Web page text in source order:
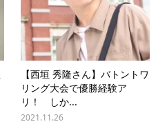
【西垣 秀隆さん】バトントワ
リング大会で優勝経験ア
リ！ しか...
2021.11.26